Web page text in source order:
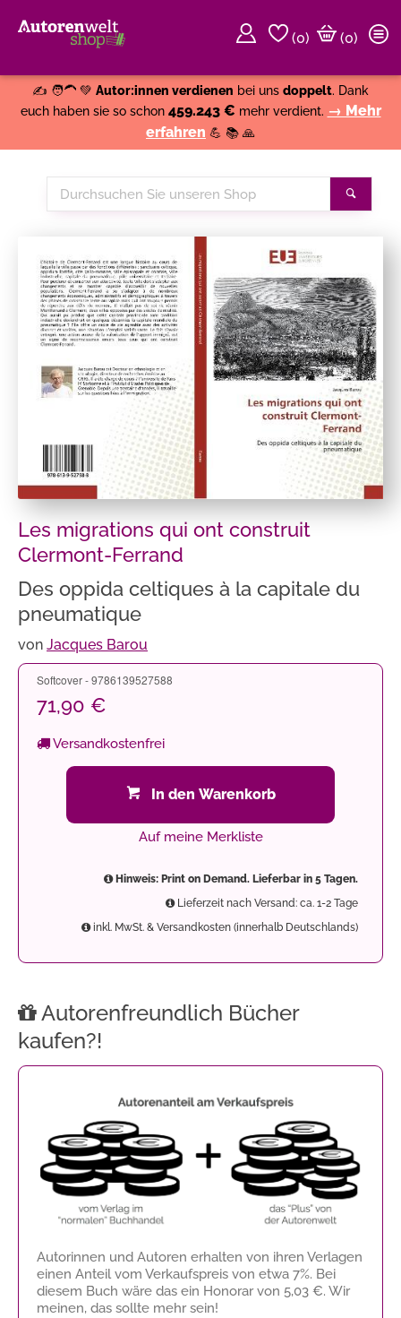
(0)
(0)
✍️ 🧑‍🦱 💚 Autor:innen verdienen bei uns doppelt. Dank
euch haben sie so schon 459.243 € mehr verdient. → Mehr
erfahren 💪 📚 🙏
Durchsuchen
Sie
Les migrations qui ont construit
Clermont-Ferrand
Des oppida celtiques à la capitale du
pneumatique
von Jacques Barou
Softcover - 9786139527588
71,90 €
Versandkostenfrei
In den Warenkorb
Auf meine Merkliste
Hinweis: Print on Demand. Lieferbar in 5 Tagen.
Lieferzeit nach Versand: ca. 1-2 Tage
inkl. MwSt. & Versandkosten (innerhalb Deutschlands)
Autorenfreundlich Bücher
kaufen?!
Autorinnen und Autoren erhalten von ihren Verlagen
einen Anteil vom Verkaufspreis von etwa 7%. Bei
diesem Buch wäre das ein Honorar von 5,03 €. Wir
meinen, das sollte mehr sein!